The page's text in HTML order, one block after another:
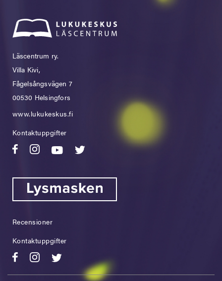
Läscentrum ry.
Villa Kivi,
Fågelsångsvägen 7
00530 Helsingfors
www.lukukeskus.fi
Kontaktuppgifter
Recensioner
Kontaktuppgifter